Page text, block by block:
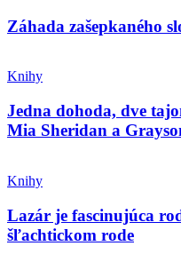
Záhada zašepkaného
Knihy
Jedna dohoda, dve
Mia Sheridan a
Knihy
Lazár je fascinujúca
šľachtickom rode